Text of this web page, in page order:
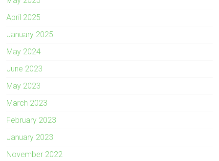
April 2025
January 2025
May 2024
June 2023
May 2023
March 2023
February 2023
January 2023
November 2022